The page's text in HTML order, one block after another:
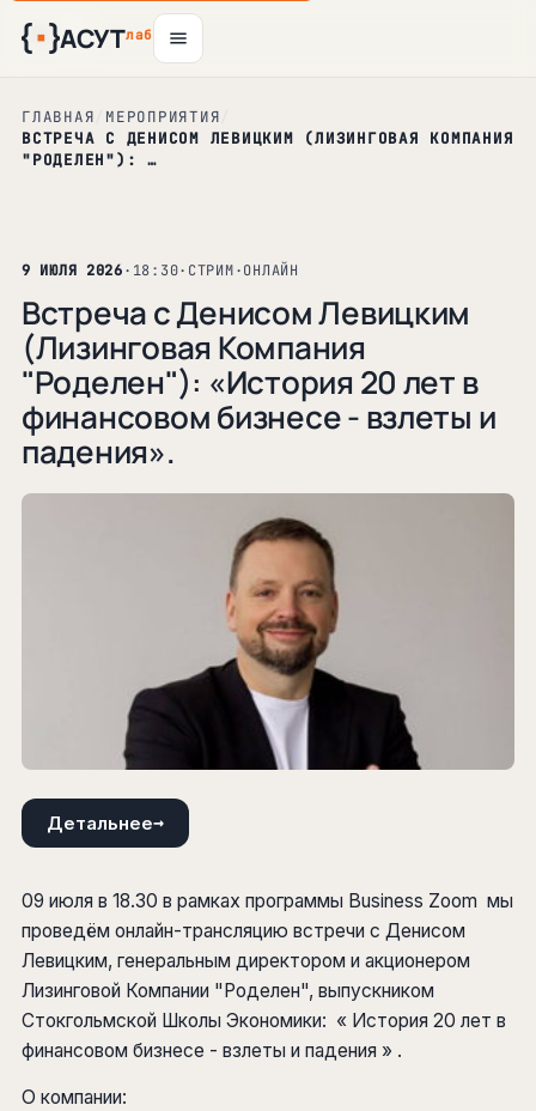
АСУТлаб
ГЛАВНАЯ МЕРОПРИЯТИЯ
ВCТРЕЧА С ДЕНИСОМ ЛЕВИЦКИМ (ЛИЗИНГОВАЯ КОМПАНИЯ
"РОДЕЛЕН"): …
9 ИЮЛЯ 2026· 18:30· СТРИМ·ОНЛАЙН
Вcтреча с Денисом Левицким
(Лизинговая Компания
"Роделен"): «История 20 лет в
финансовом бизнесе - взлеты и
падения».
Детальнее→
09 июля в 18.30 в рамках программы Business Zoom мы
проведём онлайн-трансляцию встречи с Денисом
Левицким, генеральным директором и акционером
Лизинговой Компании "Роделен", выпускником
Стокгольмской Школы Экономики: « История 20 лет в
финансовом бизнесе - взлеты и падения » .
О компании:
17 авг
6 авг
6 авг
6 авг